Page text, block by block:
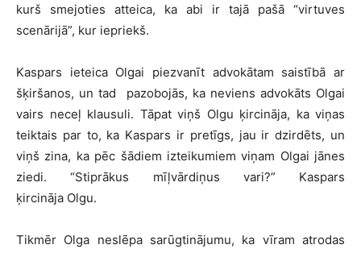
kurš smejoties atteica, ka abi ir tajā pašā “virtuves
scenārijā”, kur iepriekš.
Kaspars ieteica Olgai piezvanīt advokātam saistībā ar
šķiršanos, un tad pazobojās, ka neviens advokāts Olgai
vairs neceļ klausuli. Tāpat viņš Olgu ķircināja, ka viņas
teiktais par to, ka Kaspars ir pretīgs, jau ir dzirdēts, un
viņš zina, ka pēc šādiem izteikumiem viņam Olgai jānes
ziedi. “Stiprākus mīļvārdiņus vari?” Kaspars
ķircināja Olgu.
Tikmēr Olga neslēpa sarūgtinājumu, ka vīram atrodas